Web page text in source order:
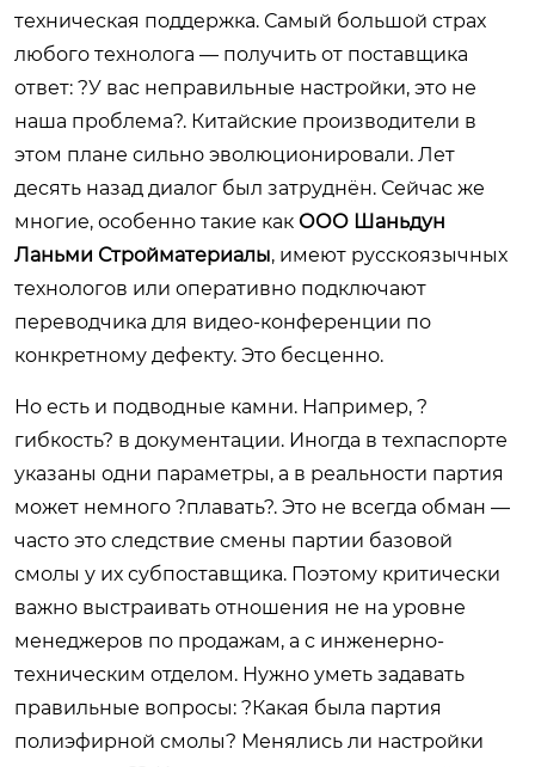
техническая поддержка. Самый большой страх
любого технолога — получить от поставщика
ответ: ?У вас неправильные настройки, это не
наша проблема?. Китайские производители в
этом плане сильно эволюционировали. Лет
десять назад диалог был затруднён. Сейчас же
многие, особенно такие как ООО Шаньдун
Ланьми Стройматериалы, имеют русскоязычных
технологов или оперативно подключают
переводчика для видео-конференции по
конкретному дефекту. Это бесценно.
Но есть и подводные камни. Например, ?
гибкость? в документации. Иногда в техпаспорте
указаны одни параметры, а в реальности партия
может немного ?плавать?. Это не всегда обман —
часто это следствие смены партии базовой
смолы у их субпоставщика. Поэтому критически
важно выстраивать отношения не на уровне
менеджеров по продажам, а с инженерно-
техническим отделом. Нужно уметь задавать
правильные вопросы: ?Какая была партия
полиэфирной смолы? Менялись ли настройки